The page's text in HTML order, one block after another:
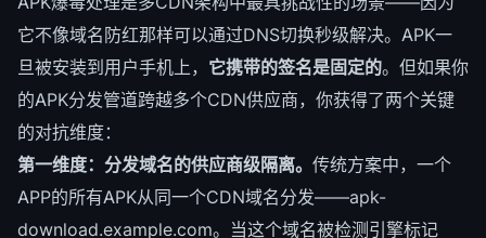
它不像域名防红那样可以通过DNS切换秒级解决。APK一
旦被安装到用户手机上， 它携带的签名是固定的。但如果你
的APK分发管道跨越多个CDN供应商，你获得了两个关键
的对抗维度：
第一维度：分发域名的供应商级隔离。 传统方案中，一个
APP的所有APK从同一个CDN域名分发——apk-
download.example.com。当这个域名被检测引擎标记